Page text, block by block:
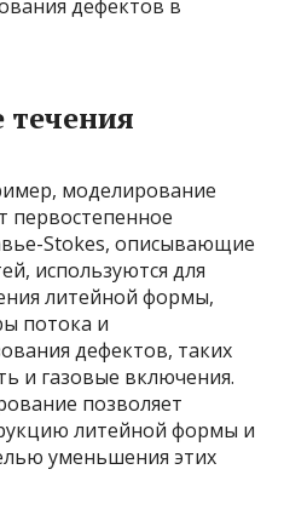
дефектов в
моделирование
первостепенное
Stokes, описывающие
используются для
литейной формы,
потока и
дефектов, таких
и газовые включения.
позволяет
литейной формы и
уменьшения этих